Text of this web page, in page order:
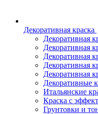
Декоративная краска
Декоративная
Декоративная
Декоративная
Декоративная
Декоративная
Декоративные
Итальянские
Краска с
Грунтовки и